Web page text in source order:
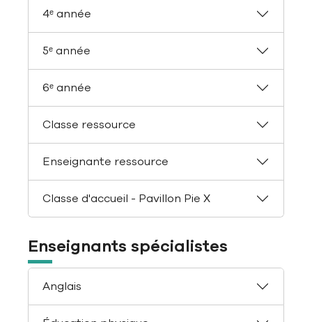
4ᵉ année
5ᵉ année
6ᵉ année
Classe ressource
Enseignante ressource
Classe d'accueil - Pavillon Pie X
Enseignants spécialistes
Anglais